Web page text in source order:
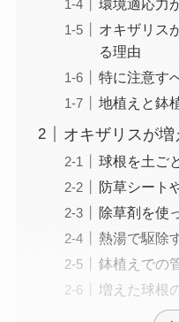
環境適応力
オキザリス
る理由
特に注意す
地植えと鉢
オキザリスが
球根を土ご
防草シート
除草剤を使
熱湯で駆除
鉢植えでの
増えた球根